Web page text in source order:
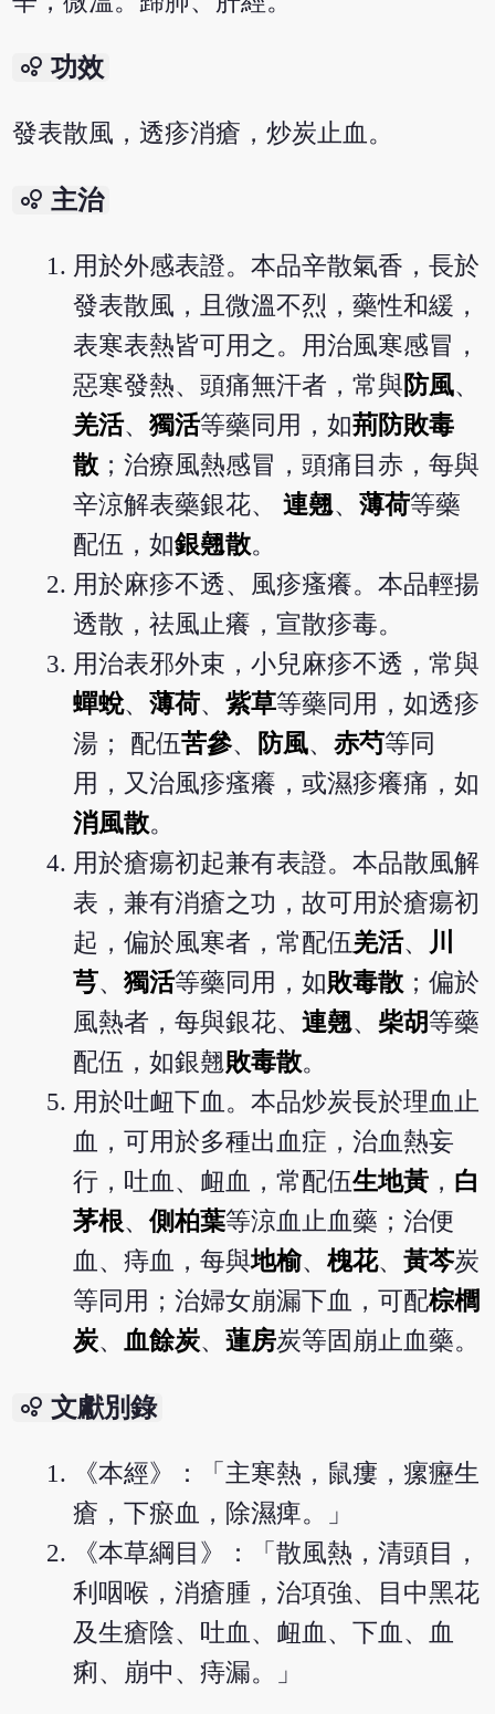
bubble_chart 功效
發表散風，透疹消瘡，炒炭止血。
bubble_chart 主治
用於外感表證。本品辛散氣香，長於
發表散風，且微溫不烈，藥性和緩，
表寒表熱皆可用之。用治風寒感冒，
惡寒發熱、頭痛無汗者，常與 防風、
羌活、獨活等藥同用，如荊防敗毒
散 ；治療風熱感冒，頭痛目赤，每與
辛涼解表藥銀花、連翹、薄荷等藥
配伍，如銀翹散。
用於麻疹不透、風疹瘙癢。本品輕揚
透散，祛風止癢，宣散疹毒。
用治表邪外束，小兒麻疹不透，常與
蟬蛻、薄荷、紫草等藥同用，如透疹
湯； 配伍苦參、 防風、赤芍等同
用，又治風疹瘙癢，或濕疹癢痛，如
消風散。
用於瘡瘍初起兼有表證。本品散風解
表，兼有消瘡之功，故可用於瘡瘍初
起，偏於風寒者，常配伍羌活、 川
芎、獨活等藥同用，如敗毒散 ；偏於
風熱者，每與銀花、連翹、 柴胡等藥
配伍，如銀翹敗毒散。
用於吐衄下血。本品炒炭長於理血止
血，可用於多種出血症，治血熱妄
行，吐血、衄血，常配伍生地黃 ， 白
茅根、側柏葉等涼血止血藥；治便
血、痔血，每與地榆、槐花、黃芩炭
等同用；治婦女崩漏下血，可配棕櫚
炭、血餘炭、蓮房炭等固崩止血藥。
bubble_chart 文獻別錄
《本經》：「主寒熱，鼠瘻，瘰癧生
瘡，下瘀血，除濕痺。」
《本草綱目》：「散風熱，清頭目，
利咽喉，消瘡腫，治項強、目中黑花
及生瘡陰、吐血、衄血、下血、血
痢、崩中、痔漏。」